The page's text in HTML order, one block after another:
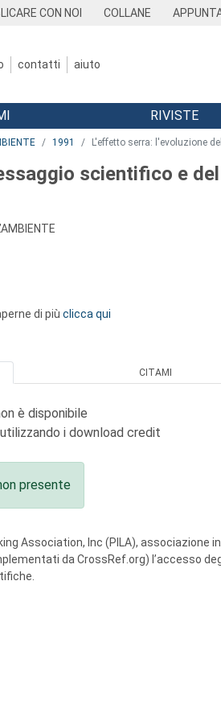
CON NOI COLLANE
contatti aiuto
RIVISTE
1991 L'effetto serra: l'evoluzione
scientifico e
di più clicca qui
CITAMI
è disponibile
i download credit
presente
Association, Inc (PILA), associazione
da CrossRef.org) l’accesso